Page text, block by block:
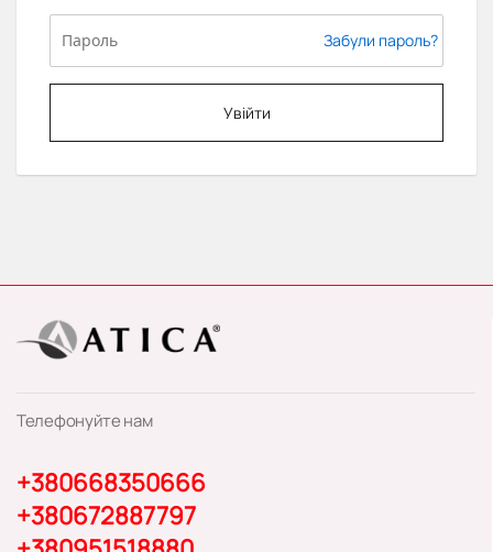
Забули пароль?
Увійти
Телефонуйте нам
+380668350666
+380672887797